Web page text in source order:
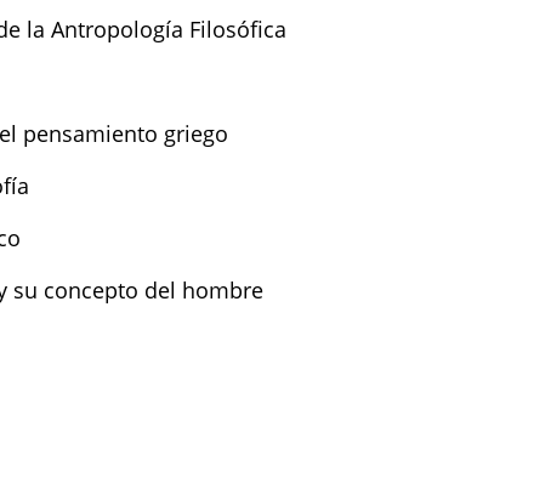
la Antropología Filosófica
pensamiento griego
su concepto del hombre